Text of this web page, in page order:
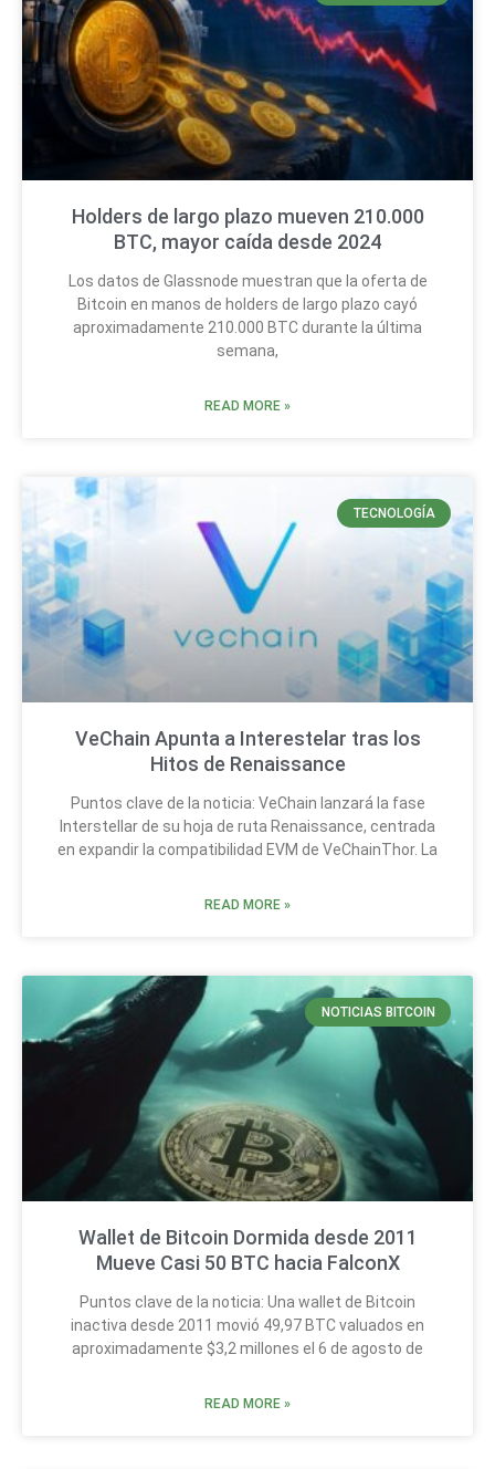
Holders de largo plazo mueven 210.000
BTC, mayor caída desde 2024
Los datos de Glassnode muestran que la oferta de
Bitcoin en manos de holders de largo plazo cayó
aproximadamente 210.000 BTC durante la última
semana,
READ MORE »
TECNOLOGÍA
VeChain Apunta a Interestelar tras los
Hitos de Renaissance
Puntos clave de la noticia: VeChain lanzará la fase
Interstellar de su hoja de ruta Renaissance, centrada
en expandir la compatibilidad EVM de VeChainThor. La
READ MORE »
NOTICIAS BITCOIN
Wallet de Bitcoin Dormida desde 2011
Mueve Casi 50 BTC hacia FalconX
Puntos clave de la noticia: Una wallet de Bitcoin
inactiva desde 2011 movió 49,97 BTC valuados en
aproximadamente $3,2 millones el 6 de agosto de
READ MORE »